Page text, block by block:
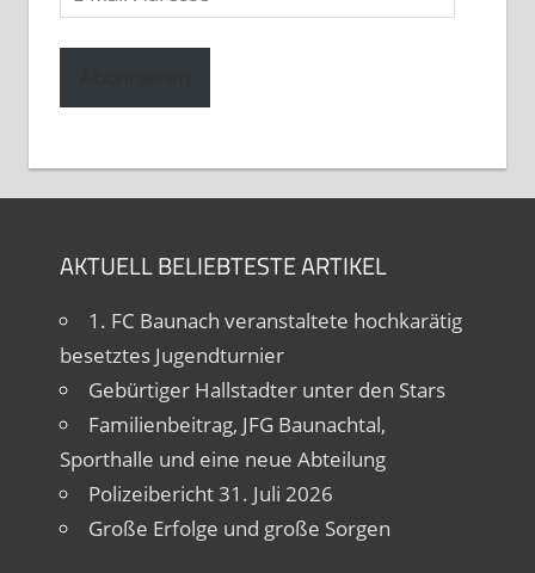
Mail-
Adresse
AKTUELL BELIEBTESTE ARTIKEL
1. FC Baunach veranstaltete hochkarätig
besetztes Jugendturnier
Gebürtiger Hallstadter unter den Stars
Familienbeitrag, JFG Baunachtal,
Sporthalle und eine neue Abteilung
Polizeibericht 31. Juli 2026
Große Erfolge und große Sorgen